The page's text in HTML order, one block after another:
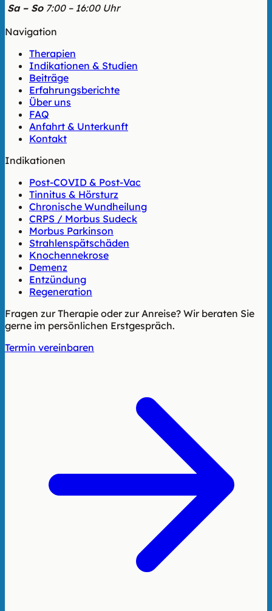
Sa – So 7:00 – 16:00 Uhr
Navigation
Therapien
Indikationen & Studien
Beiträge
Erfahrungsberichte
Über uns
FAQ
Anfahrt & Unterkunft
Kontakt
Indikationen
Post-COVID & Post-Vac
Tinnitus & Hörsturz
Chronische Wundheilung
CRPS / Morbus Sudeck
Morbus Parkinson
Strahlenspätschäden
Knochennekrose
Demenz
Entzündung
Regeneration
Fragen zur Therapie oder zur Anreise? Wir beraten Sie
gerne im persönlichen Erstgespräch.
Termin vereinbaren